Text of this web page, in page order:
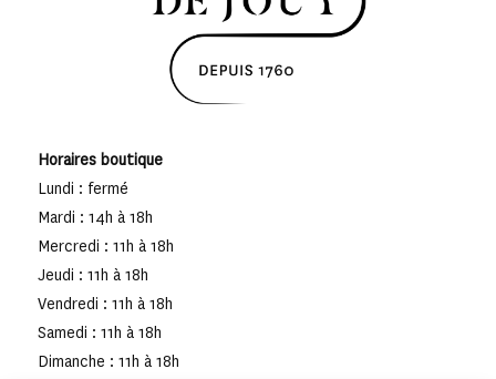
Horaires boutique
Lundi : fermé
Mardi : 14h à 18h
Mercredi : 11h à 18h
Jeudi : 11h à 18h
Vendredi : 11h à 18h
Samedi : 11h à 18h
Dimanche : 11h à 18h